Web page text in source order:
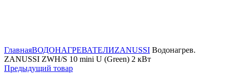
ГлавнаяВОДОНАГРЕВАТЕЛИZANUSSI Водонагрев.
ZANUSSI ZWH/S 10 mini U (Green) 2 кВт
Предыдущий товар